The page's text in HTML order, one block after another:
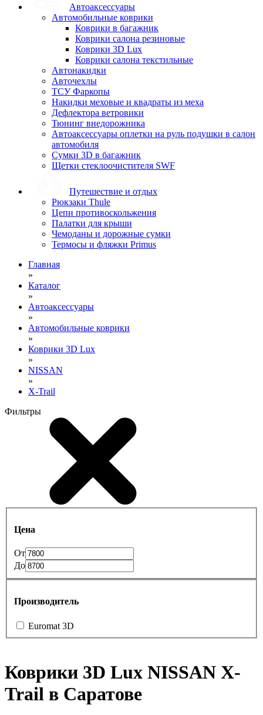
Автоаксессуары
Автомобильные коврики
Коврики в багажник
Коврики салона резиновые
Коврики 3D Lux
Коврики салона текстильные
Автонакидки
Авточехлы
ТСУ Фаркопы
Накидки меховые и квадраты из меха
Дефлектора ветровики
Тюнинг внедорожника
Автоаксессуары оплетки на руль подушки в салон
автомобиля
Сумки 3D в багажник
Щетки стеклоочистителя SWF
Путешествие и отдых
Рюкзаки Thule
Цепи противоскольжения
Палатки для крыши
Чемоданы и дорожные сумки
Термосы и фляжки Primus
Главная
»
Каталог
»
Автоаксессуары
»
Автомобильные коврики
»
Коврики 3D Lux
»
NISSAN
»
X-Trail
Фильтры
Цена
От
До
Производитель
Euromat 3D
Коврики 3D Lux NISSAN X-
Trail в Саратове